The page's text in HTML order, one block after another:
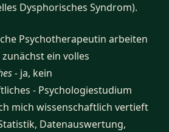
Dysphorisches Syndrom).
Psychotherapeutin arbeiten
ein volles
- ja, kein
- Psychologiestudium
mich wissenschaftlich vertieft
Datenauswertung,